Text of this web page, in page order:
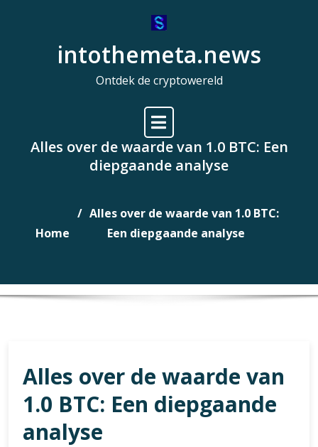
intothemeta.news
Ontdek de cryptowereld
Alles over de waarde van 1.0 BTC: Een
diepgaande analyse
Home
Alles over de waarde van 1.0 BTC:
Een diepgaande analyse
Alles over de waarde van
1.0 BTC: Een diepgaande
analyse